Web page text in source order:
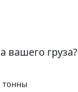
вашего груза?
тонны